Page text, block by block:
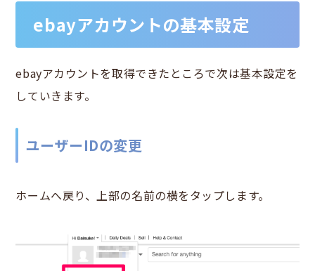
ebayアカウントの基本設定
ebayアカウントを取得できたところで次は基本設定を
していきます。
ユーザーIDの変更
ホームへ戻り、上部の名前の横をタップします。